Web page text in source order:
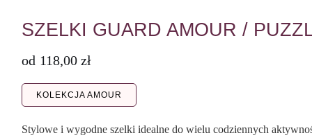
SZELKI GUARD AMOUR /
od 118,00zł
KOLEKCJA AMOUR
Stylowe i wygodne szelki idealne do wielu codziennych